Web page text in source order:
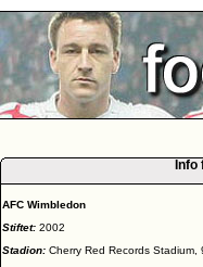
AFC Wimbledon
Stiftet: 2002
Stadion: Cherry Red Records Stadium,